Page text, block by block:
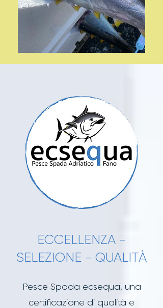
ECCELLENZA -
SELEZIONE - QUALITÀ
Pesce Spada ecsequa, una
certificazione di qualità e